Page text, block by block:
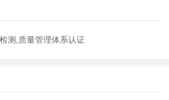
测,质量管理体系认证